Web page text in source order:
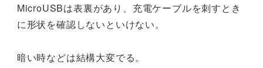
MicroUSBは表裏があり、充電ケーブルを刺すとき
に形状を確認しないといけない。
暗い時などは結構大変でる。